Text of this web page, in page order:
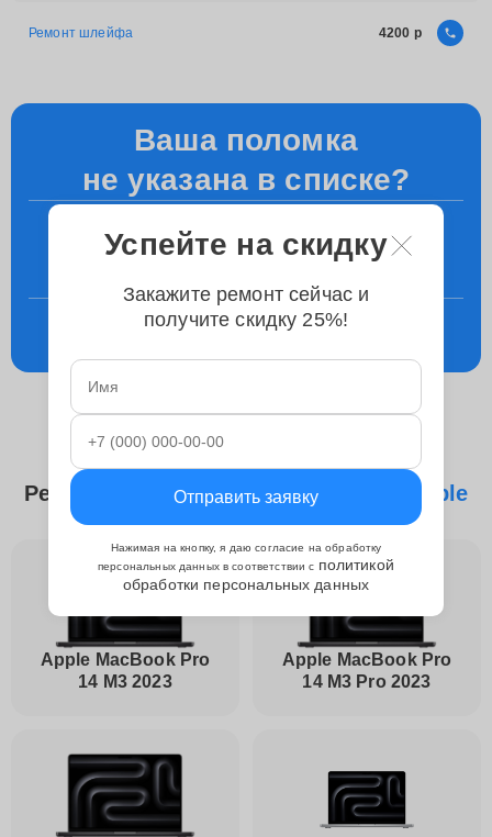
Ремонт шлейфа 4200
Ваша поломка
не указана в списке?
+7 (863) 276-89-77
Консультацияв телеграм
Ремонтируем следующие модели Apple
Apple MacBook Pro
14 M3 2023
Apple MacBook Pro
14 M3 Pro 2023
Успейте на скидку
Закажите ремонт сейчас и
получите скидку 25%!
Отправить заявку
Нажимая на кнопку, я даю согласие на обработку
персональных данных в соответствии с политикой
обработки персональных данных